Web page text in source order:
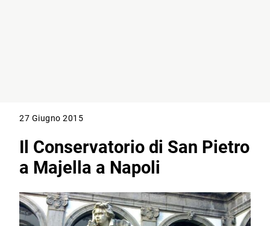
27 Giugno 2015
Il Conservatorio di San Pietro
a Majella a Napoli